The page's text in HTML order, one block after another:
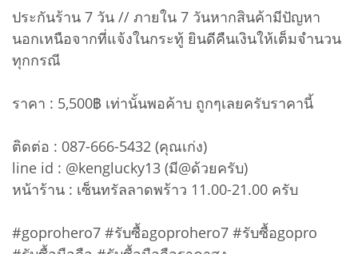
ประกันร้าน 7 วัน // ภายใน 7 วันหากสินค้ามีปัญหา
นอกเหนือจากที่แจ้งในกระทู้ ยินดีคืนเงินให้เต็มจำนวน
ทุกกรณี
ราคา : 5,500฿ เท่านั้นพอค้าบ ถูกๆเลยครับราคานี้
ติดต่อ : 087-666-5432 (คุณเก่ง)
line id : @kenglucky13 (มี@ด้วยครับ)
หน้าร้าน : เซ็นทรัลลาดพร้าว 11.00-21.00 ครับ
#goprohero7 #รับซื้อgoprohero7 #รับซื้อgopro